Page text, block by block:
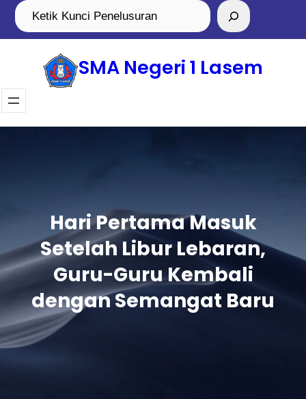
SMA Negeri 1 Lasem
Hari Pertama Masuk
Setelah Libur Lebaran,
Guru-Guru Kembali
dengan Semangat Baru